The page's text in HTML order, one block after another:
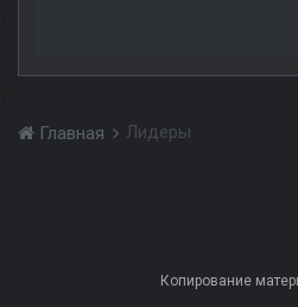
Главная Лидеры
Копирование